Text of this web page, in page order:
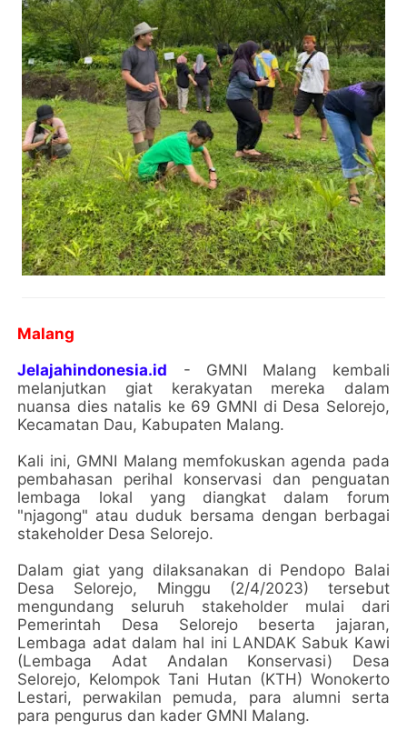
Malang
Jelajahindonesia.id - GMNI Malang kembali
melanjutkan giat kerakyatan mereka dalam
nuansa dies natalis ke 69 GMNI di Desa Selorejo,
Kecamatan Dau, Kabupaten Malang.
Kali ini, GMNI Malang memfokuskan agenda pada
pembahasan perihal konservasi dan penguatan
lembaga lokal yang diangkat dalam forum
"njagong" atau duduk bersama dengan berbagai
stakeholder Desa Selorejo.
Dalam giat yang dilaksanakan di Pendopo Balai
Desa Selorejo, Minggu (2/4/2023) tersebut
mengundang seluruh stakeholder mulai dari
Pemerintah Desa Selorejo beserta jajaran,
Lembaga adat dalam hal ini LANDAK Sabuk Kawi
(Lembaga Adat Andalan Konservasi) Desa
Selorejo, Kelompok Tani Hutan (KTH) Wonokerto
Lestari, perwakilan pemuda, para alumni serta
para pengurus dan kader GMNI Malang.